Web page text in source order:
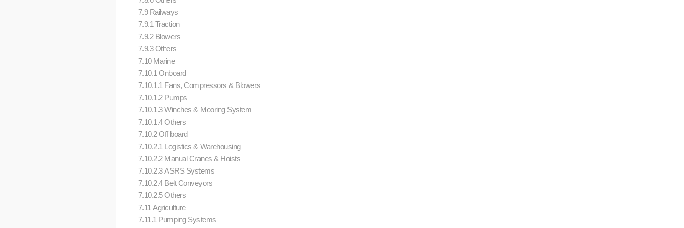
7.9 Railways
7.9.1 Traction
7.9.2 Blowers
7.9.3 Others
7.10 Marine
7.10.1 Onboard
7.10.1.1 Fans, Compressors & Blowers
7.10.1.2 Pumps
7.10.1.3 Winches & Mooring System
7.10.1.4 Others
7.10.2 Off board
7.10.2.1 Logistics & Warehousing
7.10.2.2 Manual Cranes & Hoists
7.10.2.3 ASRS Systems
7.10.2.4 Belt Conveyors
7.10.2.5 Others
7.11 Agriculture
7.11.1 Pumping Systems